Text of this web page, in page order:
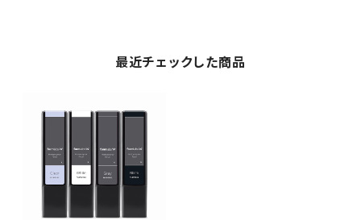
最近チェックした商品